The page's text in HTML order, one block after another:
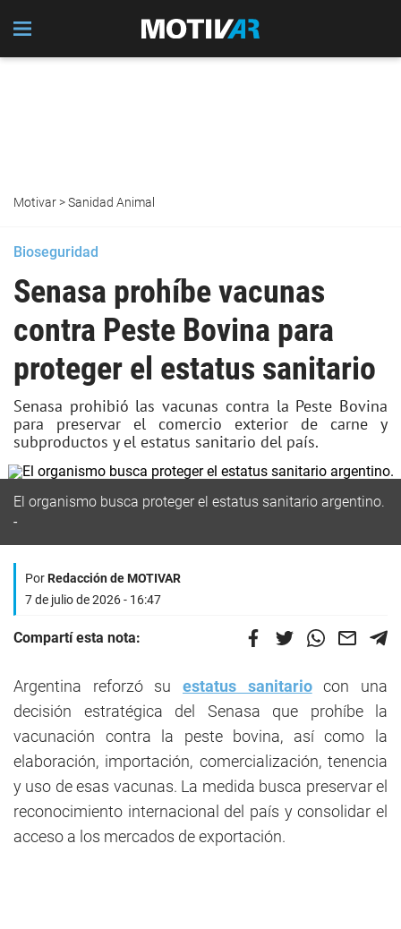
Motivar>Sanidad Animal
Bioseguridad
Senasa prohíbe vacunas
contra Peste Bovina para
proteger el estatus sanitario
Senasa prohibió las vacunas contra la Peste Bovina
para preservar el comercio exterior de carne y
subproductos y el estatus sanitario del país.
El organismo busca proteger el estatus sanitario argentino.
PorRedacción de MOTIVAR
7 de julio de 2026 - 16:47
Compartí esta nota:
Argentina reforzó su estatus sanitariocon una
decisión estratégica del Senasa que prohíbe la
vacunación contra la peste bovina, así como la
elaboración, importación, comercialización, tenencia
y uso de esas vacunas. La medida busca preservar el
reconocimiento internacional del país y consolidar el
acceso a los mercados de exportación.